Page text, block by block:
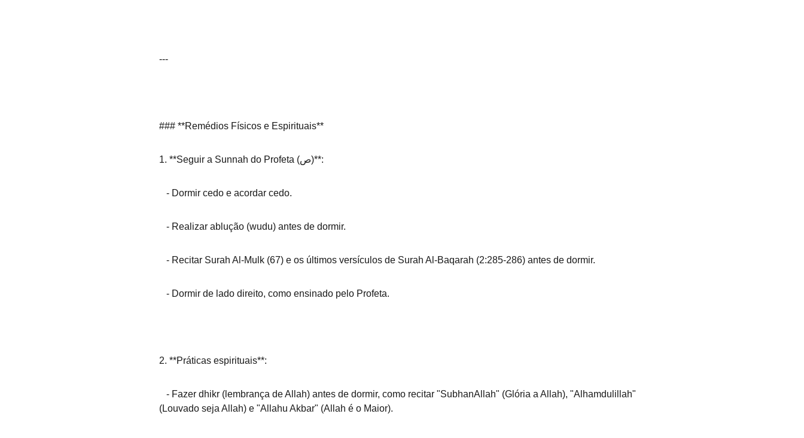
---
### **Remédios Físicos e Espirituais**
1. **Seguir a Sunnah do Profeta (ص)**:
   - Dormir cedo e acordar cedo.
   - Realizar ablução (wudu) antes de dormir.
   - Recitar Surah Al-Mulk (67) e os últimos versículos de Surah Al-Baqarah (2:285-286) antes de dormir.
   - Dormir de lado direito, como ensinado pelo Profeta.
2. **Práticas espirituais**:
(Louvado seja Allah) e "Allahu Akbar" (Allah é o Maior).